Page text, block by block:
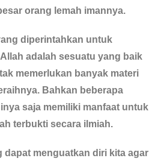
orang lemah imannya.
diperintahkan untuk
adalah sesuatu yang baik
memerlukan banyak materi
Bahkan beberapa
saja memiliki manfaat untuk
terbukti secara ilmiah.
dapat menguatkan diri kita agar